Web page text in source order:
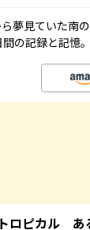
夢見ていた南
の記録と記憶。
ロピカル